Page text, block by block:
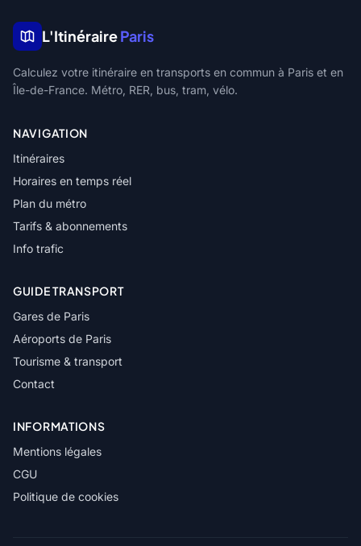
L'ItinéraireParis
Calculez votre itinéraire en transports en commun à Paris et en
Île-de-France. Métro, RER, bus, tram, vélo.
NAVIGATION
Itinéraires
Horaires en temps réel
Plan du métro
Tarifs & abonnements
Info trafic
GUIDE TRANSPORT
Gares de Paris
Aéroports de Paris
Tourisme & transport
Contact
INFORMATIONS
Mentions légales
CGU
Politique de cookies